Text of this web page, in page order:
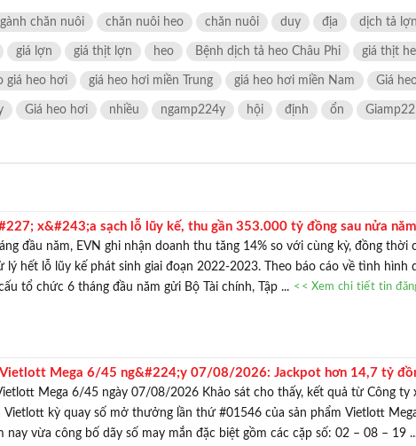
chăn nuôi chăn nuôi heo chăn nuôi duy địa dịch tả
giá lợn giá thịt lợn heo Bệnh dịch tả heo Châu Phi giá thịt
giá heo hơi giá heo hơi miền Trung giá heo hơi miền Nam Giá
Giá heo hơi nhiều ngamp224y hội định ổn
x&#243;a sạch lỗ lũy kế, thu gần 353.000 tỷ đồng sau nửa năm
đầu năm, EVN ghi nhận doanh thu tăng 14% so với cùng kỳ, đồng thời
lý hết lỗ lũy kế phát sinh giai đoạn 2022-2023. Theo báo cáo về tình hình
tổ chức 6 tháng đầu năm gửi Bộ Tài chính, Tập ... << Xem chi tiết tin
Vietlott Mega 6/45 ng&#224;y 07/08/2026: Jackpot hơn 14,7 tỷ
chủ
Mega 6/45 ngày 07/08/2026 Khảo sát cho thấy, kết quả từ Công ty
Vietlott kỳ quay số mở thưởng lần thứ #01546 của sản phẩm Vietlott
nay vừa công bố dãy số may mắn đặc biệt gồm các cặp số: 02 – 08 – 19